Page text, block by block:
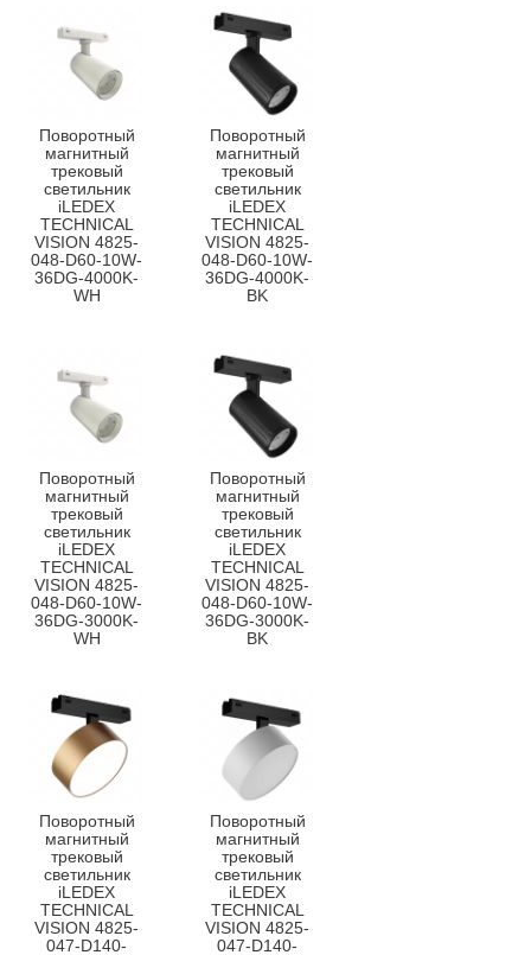
Поворотный
магнитный
трековый
светильник
iLEDEX
TECHNICAL
VISION 4825-
048-D60-10W-
36DG-4000K-
WH
Поворотный
магнитный
трековый
светильник
iLEDEX
TECHNICAL
VISION 4825-
048-D60-10W-
36DG-4000K-
BK
Поворотный
магнитный
трековый
светильник
iLEDEX
TECHNICAL
VISION 4825-
048-D60-10W-
36DG-3000K-
WH
Поворотный
магнитный
трековый
светильник
iLEDEX
TECHNICAL
VISION 4825-
048-D60-10W-
36DG-3000K-
BK
Поворотный
магнитный
трековый
светильник
iLEDEX
TECHNICAL
VISION 4825-
047-D140-
Поворотный
магнитный
трековый
светильник
iLEDEX
TECHNICAL
VISION 4825-
047-D140-